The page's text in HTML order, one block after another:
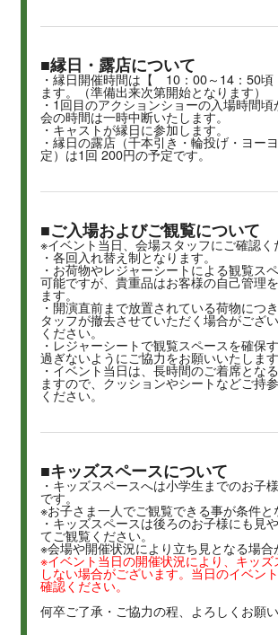
■縁日・露店について
・縁日開催時間は【 10：00～14：50
ます。（準備出来次第開始となります）
・1回目のアクションショーの入場時間
会の時間は一時中断いたします。
・キャストが縁日に参加します。
・縁日の露店（千本引き・輪投げ・ヨ
定）は1回 200円の予定です。
■ご入場およびご観覧について
※イベント当日、会場スタッフにご確認く
・各回入れ替え制となります。
・お荷物やレジャーシートによる観覧ス
可能ですが、貴重品はお客様の自己管理
ます。
・開演直前まで放置されている荷物につ
タッフが撤去させていただく場合がござ
ください。
・レジャーシートで観覧スペースを確保
過ぎないようにご協力をお願いいたしま
・イベント当日は、長時間のご着席とな
ますので、クッションやシートなどご持
ください。
■キッズスペースについて
・キッズスペースへは小学生までのお子
です。
※お子さま一人でご観覧できる事が条件と
・キッズスペースは後ろのお子様にも見
てご観覧ください。
※会場や開催状況により立ち見となる場合
※イベント当日の開催状況により、キッ
しない場合がございます。当日のイベン
確認ください。
何卒ご了承・ご協力の程、よろしくお願い